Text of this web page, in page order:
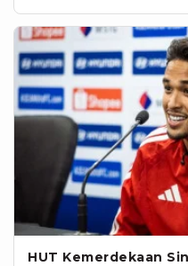
HUT Kemerdekaan